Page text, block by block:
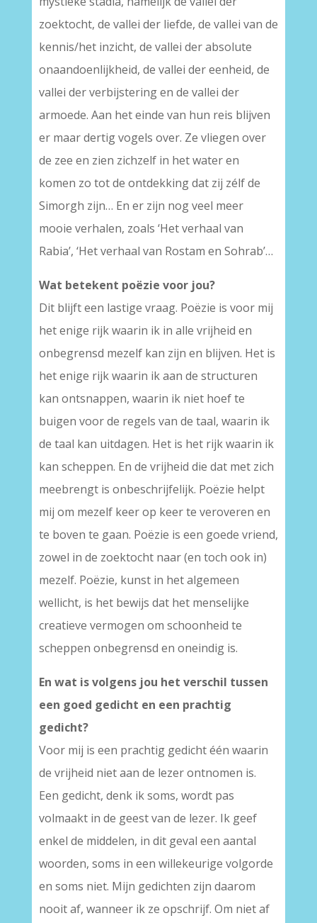
zoektocht, de vallei der liefde, de vallei van de
kennis/het inzicht, de vallei der absolute
onaandoenlijkheid, de vallei der eenheid, de
vallei der verbijstering en de vallei der
armoede. Aan het einde van hun reis blijven
er maar dertig vogels over. Ze vliegen over
de zee en zien zichzelf in het water en
komen zo tot de ontdekking dat zij zélf de
Simorgh zijn… En er zijn nog veel meer
mooie verhalen, zoals ‘Het verhaal van
Rabia’, ‘Het verhaal van Rostam en Sohrab’…
Wat betekent poëzie voor jou?
Dit blijft een lastige vraag. Poëzie is voor mij
het enige rijk waarin ik in alle vrijheid en
onbegrensd mezelf kan zijn en blijven. Het is
het enige rijk waarin ik aan de structuren
kan ontsnappen, waarin ik niet hoef te
buigen voor de regels van de taal, waarin ik
de taal kan uitdagen. Het is het rijk waarin ik
kan scheppen. En de vrijheid die dat met zich
meebrengt is onbeschrijfelijk. Poëzie helpt
mij om mezelf keer op keer te veroveren en
te boven te gaan. Poëzie is een goede vriend,
zowel in de zoektocht naar (en toch ook in)
mezelf. Poëzie, kunst in het algemeen
wellicht, is het bewijs dat het menselijke
creatieve vermogen om schoonheid te
scheppen onbegrensd en oneindig is.
En wat is volgens jou het verschil tussen
een goed gedicht en een prachtig
gedicht?
Voor mij is een prachtig gedicht één waarin
de vrijheid niet aan de lezer ontnomen is.
Een gedicht, denk ik soms, wordt pas
volmaakt in de geest van de lezer. Ik geef
enkel de middelen, in dit geval een aantal
woorden, soms in een willekeurige volgorde
en soms niet. Mijn gedichten zijn daarom
nooit af, wanneer ik ze opschrijf. Om niet af